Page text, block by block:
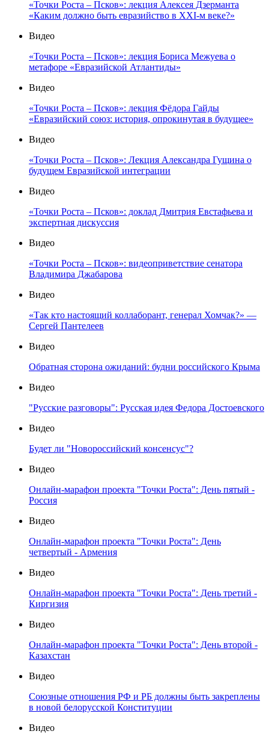
«Точки Роста – Псков»: лекция Алексея Дзерманта
«Каким должно быть евразийство в XXI-м веке?»
Видео
«Точки Роста – Псков»: лекция Бориса Межуева о
метафоре «Евразийской Атлантиды»
Видео
«Точки Роста – Псков»: лекция Фёдора Гайды
«Евразийский союз: история, опрокинутая в будущее»
Видео
«Точки Роста – Псков»: Лекция Александра Гущина о
будущем Евразийской интеграции
Видео
«Точки Роста – Псков»: доклад Дмитрия Евстафьева и
экспертная дискуссия
Видео
«Точки Роста – Псков»: видеоприветствие сенатора
Владимира Джабарова
Видео
«Так кто настоящий коллаборант, генерал Хомчак?» —
Сергей Пантелеев
Видео
Обратная сторона ожиданий: будни российского Крыма
Видео
"Русские разговоры": Русская идея Федора Достоевского
Видео
Будет ли "Новороссийский консенсус"?
Видео
Онлайн-марафон проекта "Точки Роста": День пятый -
Россия
Видео
Онлайн-марафон проекта "Точки Роста": День
четвертый - Армения
Видео
Онлайн-марафон проекта "Точки Роста": День третий -
Киргизия
Видео
Онлайн-марафон проекта "Точки Роста": День второй -
Казахстан
Видео
Союзные отношения РФ и РБ должны быть закреплены
в новой белорусской Конституции
Видео